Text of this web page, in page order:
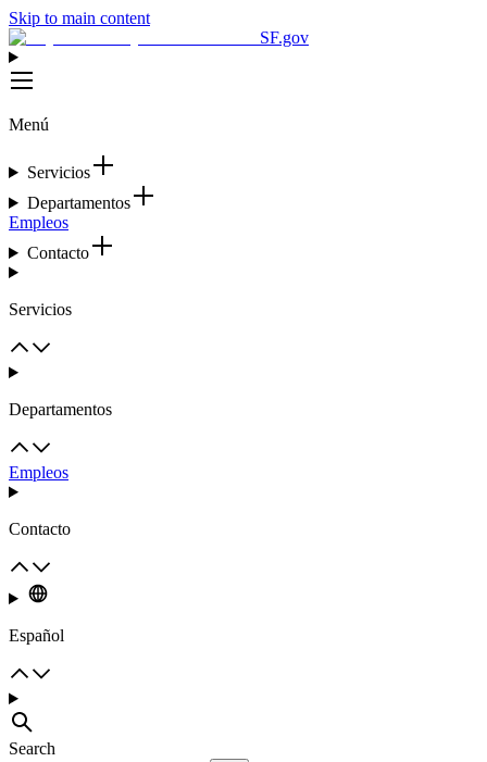
Skip to main content
SF.gov
Menú
Servicios
Departamentos
Empleos
Contacto
Servicios
Departamentos
Empleos
Contacto
Español
Search